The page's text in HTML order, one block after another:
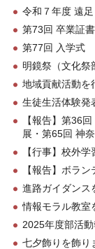
令和７年度 遠足
第73回 卒業証
第77回 入学式
明鏡祭（文化祭
地域貢献活動を
生徒生活体験発
【報告】第36
展・第65回 神
【行事】校外
【報告】ボラ
進路ガイダンス
情報モラル教室
2025年度部活
七夕飾りを飾り